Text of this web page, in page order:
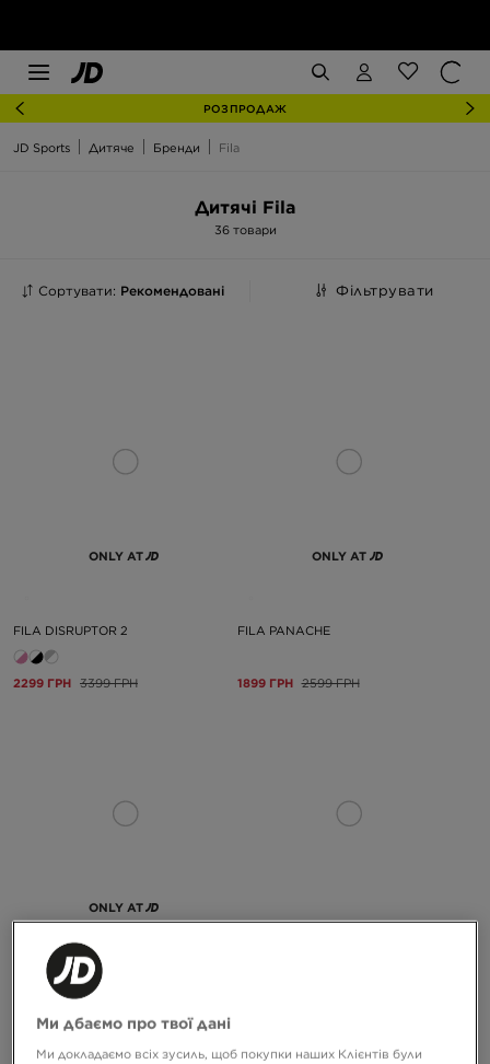
РОЗПРОДАЖ
JD Sports Дитяче Бренди Fila
Дитячі Fila
36 товари
Сортувати: Рекомендовані Фільтрувати
ONLY AT
FILA DISRUPTOR 2
2299 ГРН 3399 ГРН
ONLY AT
FILA PANACHE
1899 ГРН 2599 ГРН
ONLY AT
FILA DISRUPTOR 2
2299 ГРН
Ми дбаємо про твої дані
Ми докладаємо всіх зусиль, щоб покупки наших Клієнтів були